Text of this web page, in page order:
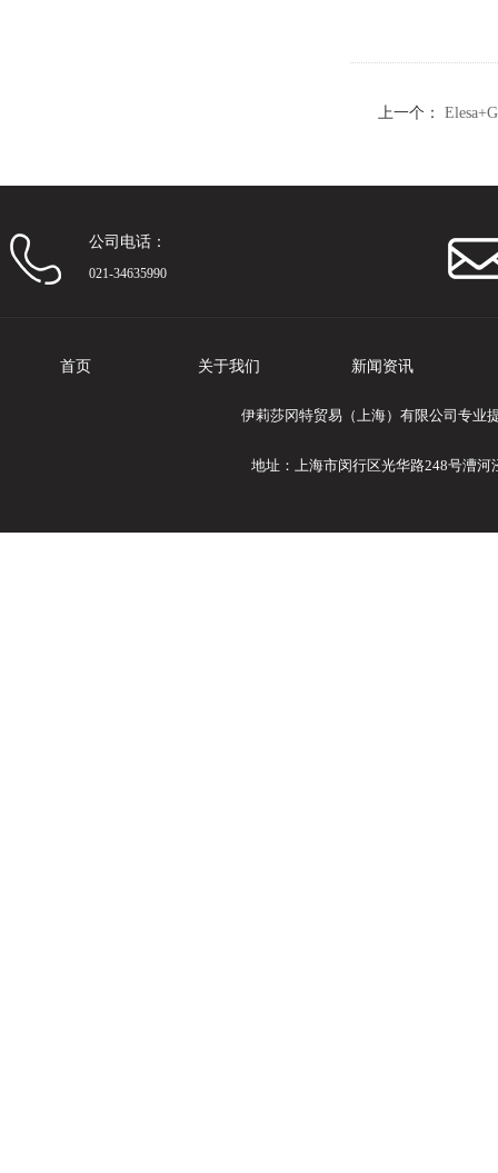
上一个：
公司电话：
021-34635990
首页 关于我们 新闻资讯
伊莉莎冈特贸易（上海）有限公司专业
地址：上海市闵行区光华路248号漕